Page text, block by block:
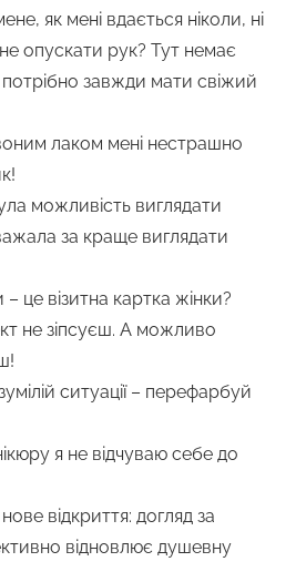
як мені вдається ніколи, ні
опускати рук? Тут немає
завжди мати свіжий
лаком мені нестрашно
можливість виглядати
за краще виглядати
це візитна картка жінки?
не зіпсуєш. А можливо
ситуації – перефарбуй
я не відчуваю себе до
відкриття: догляд за
відновлює душевну